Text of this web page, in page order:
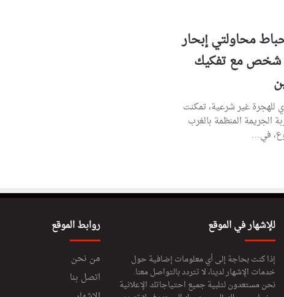
محاولتي إبحار
سري وتوقيف 39 شخص مع تفكيك
غير شرعية، تمكنت
الجريمة المنظمة بالغرب
في…
للإشهار في الموقع
إذا كنت بحاجة إلى أي معلومات إضافية حول
خدمات الإشهار لدينا، لا تتردد بالتواصل معنا.
نحن مستعدون لتلبية جميع احتياجاتك الإعلانية
روابط الموقع
من نحن
اتصل بنا